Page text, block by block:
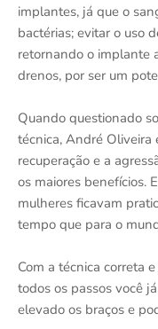
implantes, já que o
bactérias; evitar o uso
retornando o implante
drenos, por ser um
Quando questionado
técnica, André Oliveira
recuperação e a
os maiores benefícios.
mulheres ficavam
tempo que para o
Com a técnica correta
todos os passos você
elevado os braços e